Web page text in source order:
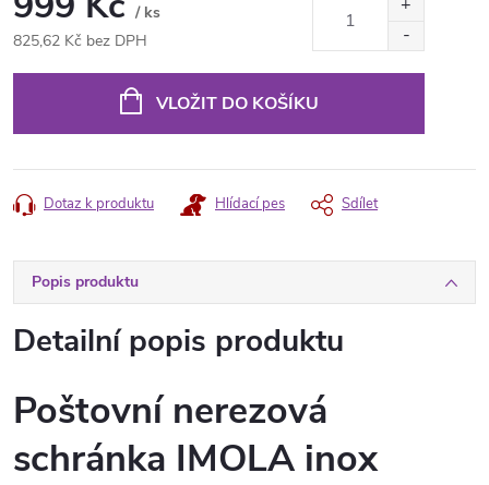
/ ks
825,62 Kč bez DPH
VLOŽIT DO KOŠÍKU
Dotaz k produktu Hlídací pes Sdílet
Popis produktu
Detailní popis produktu
Poštovní nerezová
schránka IMOLA inox